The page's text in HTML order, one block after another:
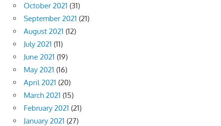
October 2021 (31)
September 2021 (21)
August 2021 (12)
July 2021 (11)
June 2021 (19)
May 2021 (16)
April 2021 (20)
March 2021 (15)
February 2021 (21)
January 2021 (27)